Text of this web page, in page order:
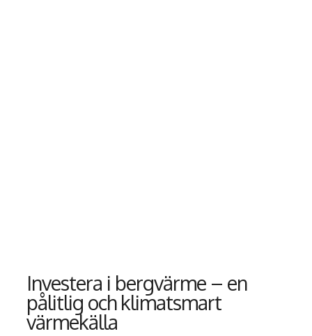
Investera i bergvärme – en
pålitlig och klimatsmart
värmekälla